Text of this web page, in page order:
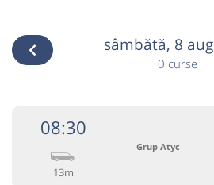
sâmbătă, 8
0 curse
08:30
13m
Grup Atyc